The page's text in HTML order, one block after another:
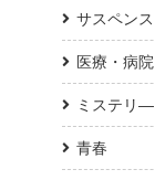
サスペンス
医療・病院
ミステリ―
青春